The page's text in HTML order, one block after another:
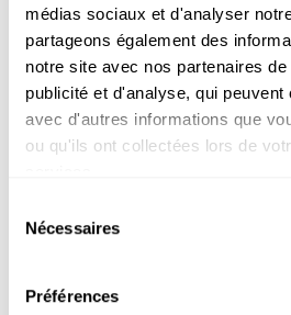
médias sociaux et d'analyser
partageons également des
notre site avec nos partenaires
publicité et d'analyse, qui
avec d'autres informations que
ou qu'ils ont collectées lors de
Nécessaires
Préférences
Firwat geet en Ee net
FNR